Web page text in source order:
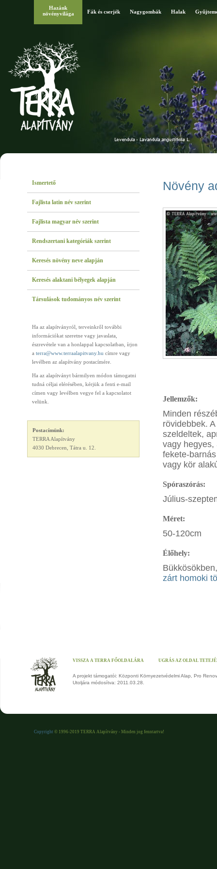
Hazánk
növényvilága
Fák és cserjék Nagygombák Halak
Ismertető
Fajlista latin név szerint
Fajlista magyar név szerint
Rendszertani kategóriák szerint
Keresés növény neve alapján
Keresés alaktani bélyegek alapján
Társulások tudományos név szerint
Ha az alapítványról, terveinkről további
információkat szeretne vagy javaslata,
észrevétele van a honlappal kapcsolatban, írjon
a terra@www.terraalapitvany.hu címre vagy
levélben az alapítvány postacímére.
Ha az alapítványt bármilyen módon támogatni
tudná céljai elérésében, kérjük a fenti e-mail
címen vagy levélben vegye fel a kapcsolatot
velünk.
Postacímünk:
TERRA Alapítvány
4030 Debrecen, Tátra u. 12.
Növény
Jellemzők:
Minden
rövidebbek.
szeldeltek,
vagy hegyes,
fekete-
vagy kör
Spóraszórás:
Július-
Méret:
50-120cm
Élőhely:
zárt homoki
VISSZA A TERRA FŐOLDALÁRA UGRÁS AZ OLDAL
A projekt támogatói: Központi Környezetvédelmi Alap, Pro
Utoljára módosítva: 2011.03.28.
Copyright © 1996-2019 TERRA Alapítvány - Minden jog fenntartva!